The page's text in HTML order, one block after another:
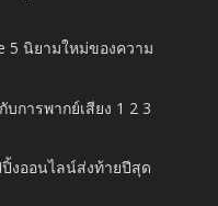
5 นิยามใหม่ของความ
การพากย์เสียง 1 2 3
งออนไลน์ส่งท้ายปีสุด